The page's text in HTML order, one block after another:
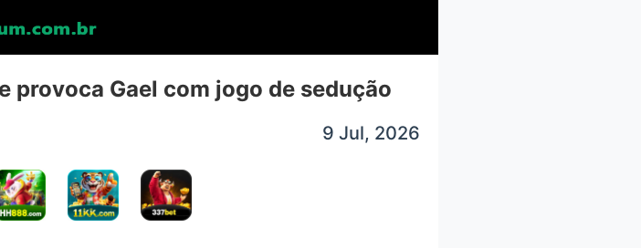
provoca Gael com jogo de sedução
9 Jul, 2026